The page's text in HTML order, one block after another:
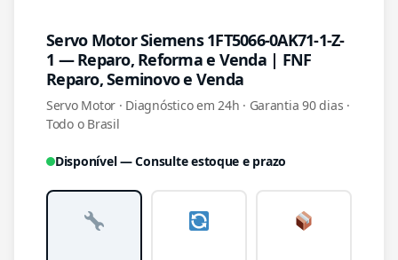
Servo Motor Siemens 1FT5066-0AK71-1-Z-
1 — Reparo, Reforma e Venda | FNF
Reparo, Seminovo e Venda
Servo Motor · Diagnóstico em 24h · Garantia 90 dias ·
Todo o Brasil
Disponível — Consulte estoque e prazo